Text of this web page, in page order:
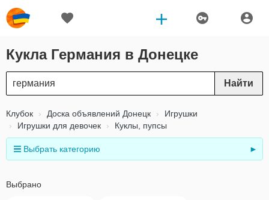
Кукла Германия в Донецке
Найти
Клубок Доска объявлений Донецк
Игрушки
Игрушки для девочек
Куклы, пупсы
Выбрать категорию ►
Выбрано